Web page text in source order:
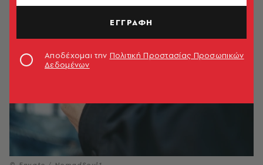
ΕΓΓΡΑΦΗ
Αποδέχομαι την Πολιτική Προστασίας Προσωπικών
Δεδομένων